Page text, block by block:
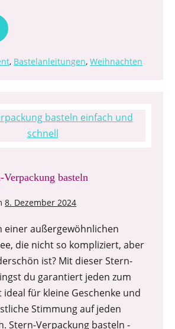
, Bastelanleitungen, Weihnachten
basteln
8. Dezember 2024
einer außergewöhnlichen
die nicht so kompliziert, aber
ist? Mit dieser Stern-
du garantiert jeden zum
ideal für kleine Geschenke und
Stimmung auf jeden
Stern-Verpackung basteln -